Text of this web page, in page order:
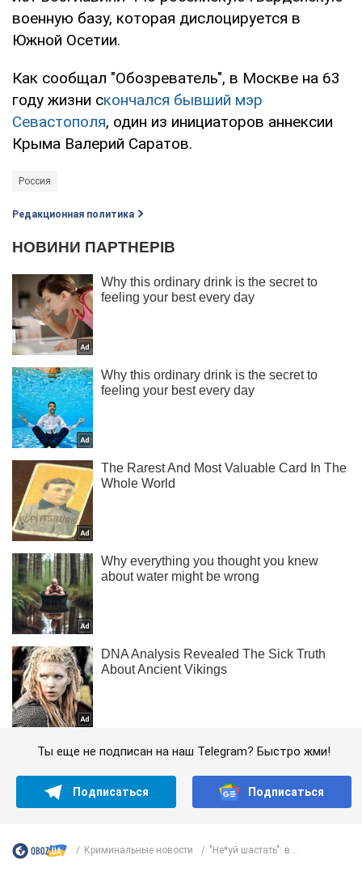
военную базу, которая дислоцируется в
Южной Осетии.
Как сообщал "Обозреватель", в Москве на 63
году жизни скончался бывший мэр
Севастополя, один из инициаторов аннексии
Крыма Валерий Саратов.
Россия
Редакционная политика
Ты еще не подписан на наш Telegram? Быстро жми!
Подписаться Подписаться
Криминальные новости "Не*уй шастать": в...